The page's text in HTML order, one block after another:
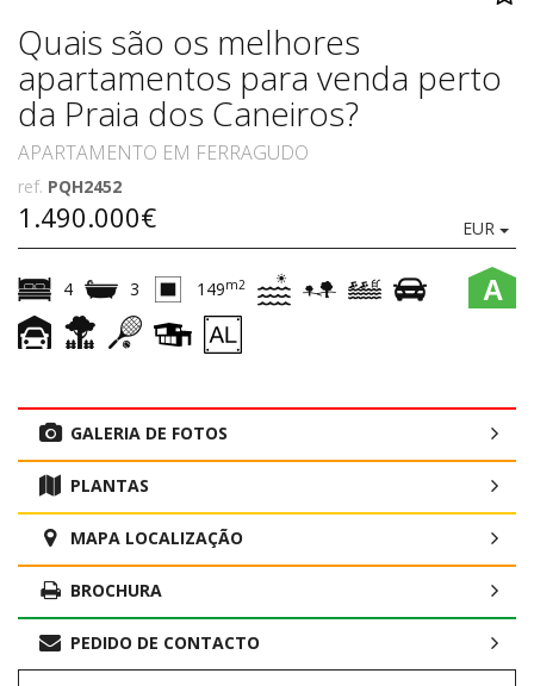
Quais são os melhores
apartamentos para venda perto
da Praia dos Caneiros?
APARTAMENTO EM FERRAGUDO
ref. PQH2452
1.490.000€ EUR
A
4 3 149m2
GALERIA DE FOTOS
PLANTAS
MAPA LOCALIZAÇÃO
BROCHURA
PEDIDO DE CONTACTO